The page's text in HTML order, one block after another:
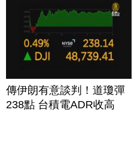
傳伊朗有意談判！道瓊彈
238點 台積電ADR收高